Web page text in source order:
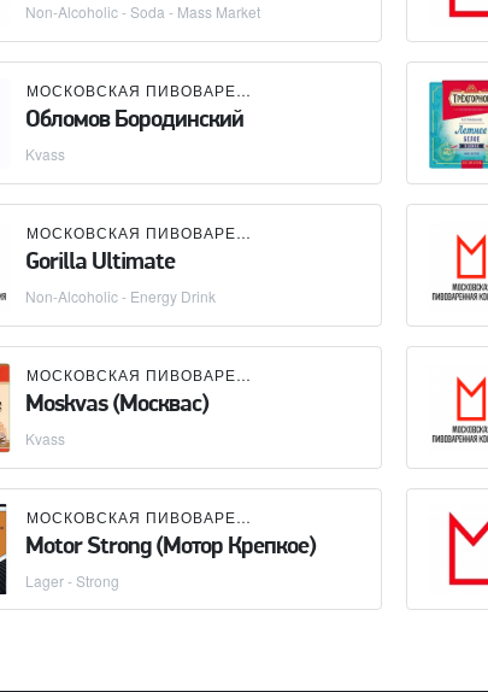
Non-Alcoholic - Soda - Mass Market
МОСКОВСКАЯ ПИВОВАРЕННАЯ КОМПАНИЯ (МПК)
Обломов Бородинский
Kvass
МОСКОВСКАЯ ПИВОВАРЕННАЯ КОМПАНИЯ (МПК)
Gorilla Ultimate
Non-Alcoholic - Energy Drink
МОСКОВСКАЯ ПИВОВАРЕННАЯ КОМПАНИЯ (МПК)
Moskvas (Москвас)
Kvass
МОСКОВСКАЯ ПИВОВАРЕННАЯ КОМПАНИЯ (МПК)
Motor Strong (Мотор Крепкое)
Lager - Strong